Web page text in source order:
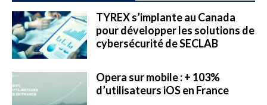
TYREX s’implante au Canada
pour développer les solutions de
cybersécurité de SECLAB
Opera sur mobile : + 103%
d’utilisateurs iOS en France